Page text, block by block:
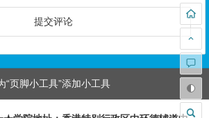
“页脚小工具”添加小工具